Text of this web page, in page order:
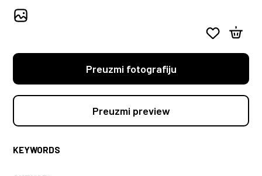
Preuzmi fotografiju
Preuzmi preview
KEYWORDS